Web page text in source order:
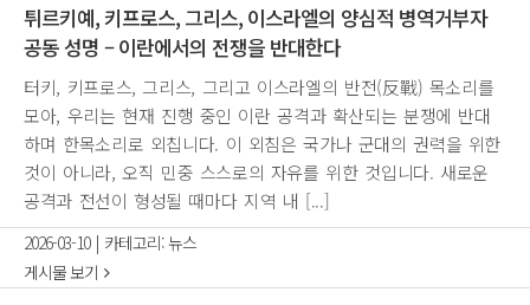
튀르키예, 키프로스, 그리스, 이스라엘의 양심적 병역거부자
공동 성명 – 이란에서의 전쟁을 반대한다
터키, 키프로스, 그리스, 그리고 이스라엘의 반전(反戰) 목소리를
모아, 우리는 현재 진행 중인 이란 공격과 확산되는 분쟁에 반대
하며 한목소리로 외칩니다. 이 외침은 국가나 군대의 권력을 위한
것이 아니라, 오직 민중 스스로의 자유를 위한 것입니다. 새로운
공격과 전선이 형성될 때마다 지역 내 [...]
2026-03-10 | 카테고리:뉴스
게시물 보기